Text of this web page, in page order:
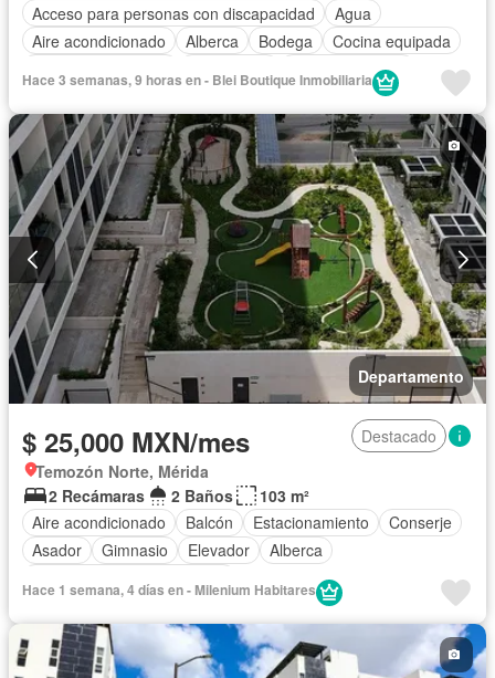
Acceso para personas con discapacidad
Agua
Aire acondicionado
Alberca Bodega
Cocina equipada
Estacionamiento
Recámara con closet
Azotea
Seguridad
Televisión por cable Wifi
Zonas verdes
Permite niños
Sin amueblar
Hace 3 semanas, 9 horas en - Blei Boutique Inmobiliaria
Departamento
$ 25,000 MXN/mes
Destacado
Temozón Norte, Mérida
2 Recámaras
2 Baños
103 m²
Aire acondicionado
Balcón Estacionamiento
Conserje
Asador
Gimnasio Elevador
Alberca
Hace 1 semana, 4 días en - Milenium Habitares